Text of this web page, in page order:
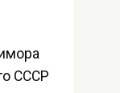
СССР